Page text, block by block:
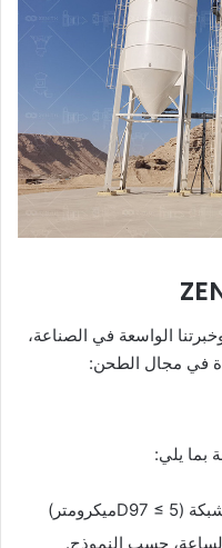
الواسعة في الصناعة،
بما يلي: